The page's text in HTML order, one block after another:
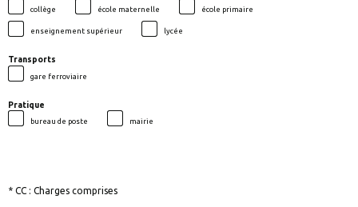
collège école maternelle école primaire
enseignement supérieur lycée
Transports
gare ferroviaire
Pratique
bureau de poste mairie
* CC : Charges comprises